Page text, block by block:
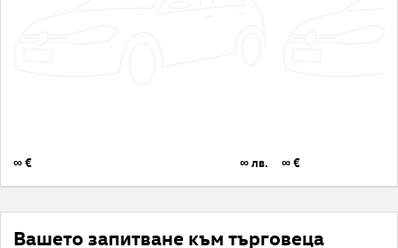
∞ € ∞ лв. ∞ €
Вашето запитване към търговеца